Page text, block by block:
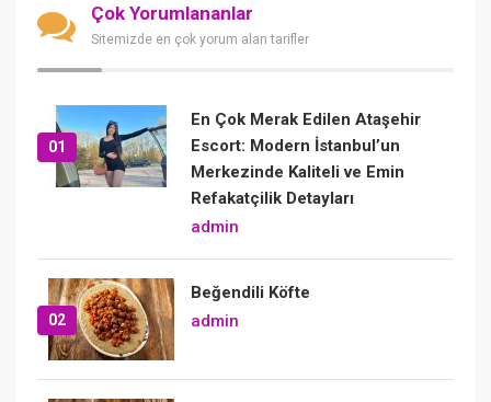
Çok Yorumlananlar
Sitemizde en çok yorum alan tarifler
01
En Çok Merak Edilen Ataşehir
Escort: Modern İstanbul’un
Merkezinde Kaliteli ve Emin
Refakatçilik Detayları
admin
02
Beğendili Köfte
admin